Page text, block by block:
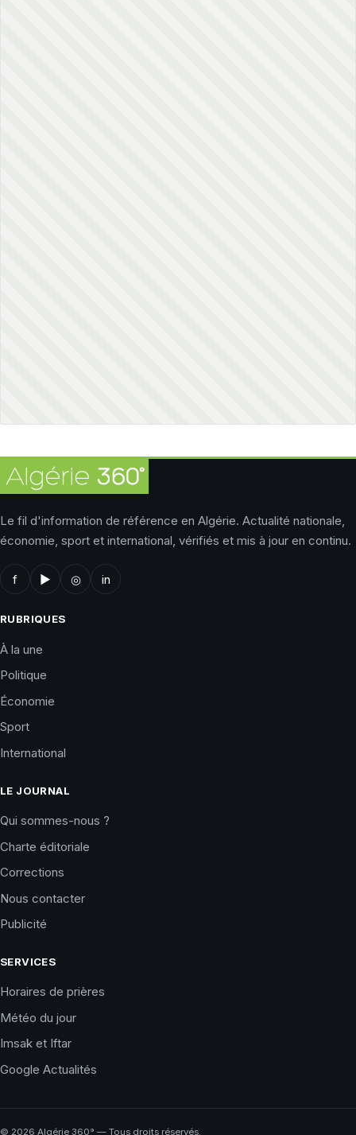
Le fil d'information de référence en Algérie. Actualité nationale,
économie, sport et international, vérifiés et mis à jour en continu.
f ▶ ◎ in
RUBRIQUES
À la une
Politique
Économie
Sport
International
LE JOURNAL
Qui sommes-nous ?
Charte éditoriale
Corrections
Nous contacter
Publicité
SERVICES
Horaires de prières
Météo du jour
Imsak et Iftar
Google Actualités
© 2026 Algérie 360° — Tous droits réservés.